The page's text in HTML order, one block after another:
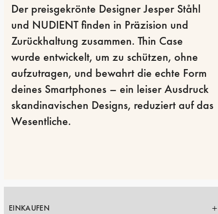
Der preisgekrönte Designer Jesper Ståhl
und NUDIENT finden in Präzision und
Zurückhaltung zusammen. Thin Case
wurde entwickelt, um zu schützen, ohne
aufzutragen, und bewahrt die echte Form
deines Smartphones – ein leiser Ausdruck
skandinavischen Designs, reduziert auf das
Wesentliche.
EINKAUFEN